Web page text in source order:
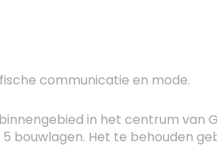
communicatie en mode.
in het centrum van
Het te behouden